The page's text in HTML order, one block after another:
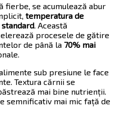
fierbe, se acumulează abur
temperatura de
standard . Această
procesele de gătire
de până la 70% mai
sub presiune le face
Textura cărnii se
mai bine nutrienții.
semnificativ mai mic față de